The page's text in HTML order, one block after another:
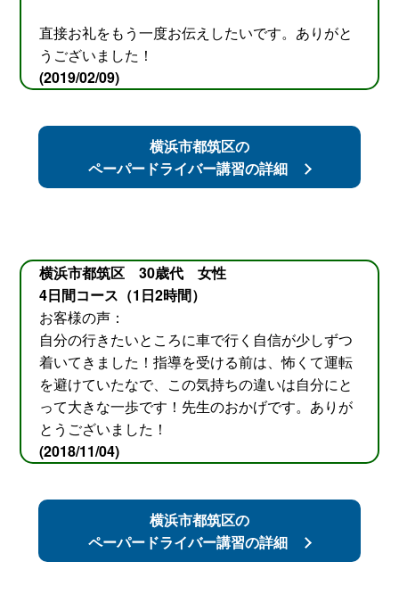
直接お礼をもう一度お伝えしたいです。ありがと
うございました！
(2019/02/09)
横浜市都筑区の
ペーパードライバー講習の詳細
横浜市都筑区 30歳代 女性
4日間コース（1日2時間）
お客様の声：
自分の行きたいところに車で行く自信が少しずつ
着いてきました！指導を受ける前は、怖くて運転
を避けていたなで、この気持ちの違いは自分にと
って大きな一歩です！先生のおかげです。ありが
とうございました！
(2018/11/04)
横浜市都筑区の
ペーパードライバー講習の詳細